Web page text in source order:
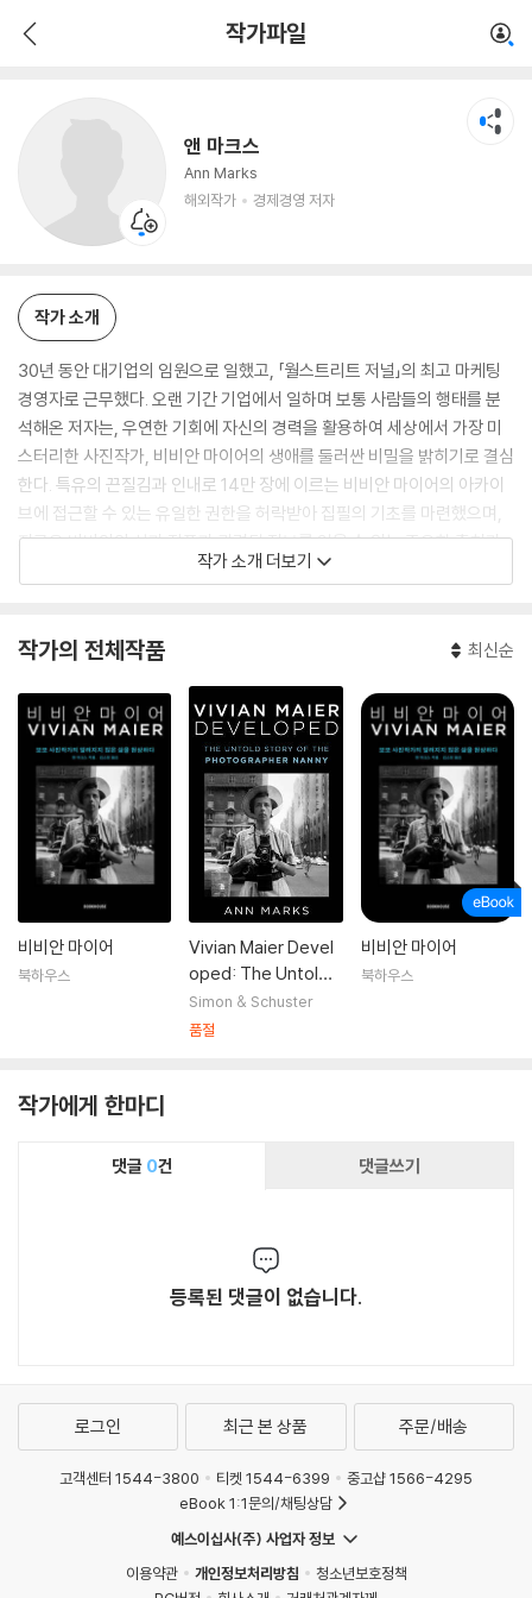
작가파일
앤 마크스
Ann Marks
해외작가
경제경영 저자
경제경영 저자
작가 소개
30년 동안 대기업의 임원으로 일했고, 「월스트리트 저널」의 최고 마케팅
경영자로 근무했다. 오랜 기간 기업에서 일하며 보통 사람들의 행태를 분
석해온 저자는, 우연한 기회에 자신의 경력을 활용하여 세상에서 가장 미
스터리한 사진작가, 비비안 마이어의 생애를 둘러싼 비밀을 밝히기로 결심
한다. 특유의 끈질김과 인내로 14만 장에 이르는 비비안 마이어의 아카이
브에 접근할 수 있는 유일한 권한을 허락받아 집필의 기초를 마련했으며,
지금은 비비안의 삶과 작품과 관련된 정보를 얻을 수 있는 주요한 출처가
되었다. 저자의 추적 기사는 「시카고 트리뷴」, 「뉴욕 타임스」, 「AP 통신」 등
작가 소개 더보기
작가의 전체작품 최신순
비비안 마이어
북하우스
Vivian Maier Devel
oped: The Untold
Story of the Photo
grapher Nanny
Simon & Schuster
품절
비비안 마이어
북하우스
작가에게 한마디
댓글 0건 댓글쓰기
등록된 댓글이 없습니다.
로그인 최근 본 상품 주문/배송
고객센터 1544-3800 티켓 1544-6399
중고샵 1566-4295
eBook 1:1문의/채팅상담
예스이십사(주) 사업자 정보
이용약관
개인정보처리방침
청소년보호정책